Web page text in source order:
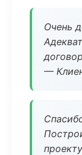
Очень
—